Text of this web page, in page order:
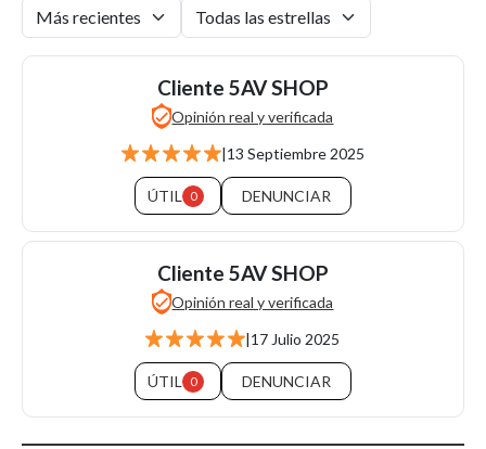
Cliente 5AV SHOP
Opinión real y verificada
|13 Septiembre 2025
ÚTIL 0 DENUNCIAR
Cliente 5AV SHOP
Opinión real y verificada
|17 Julio 2025
ÚTIL 0 DENUNCIAR